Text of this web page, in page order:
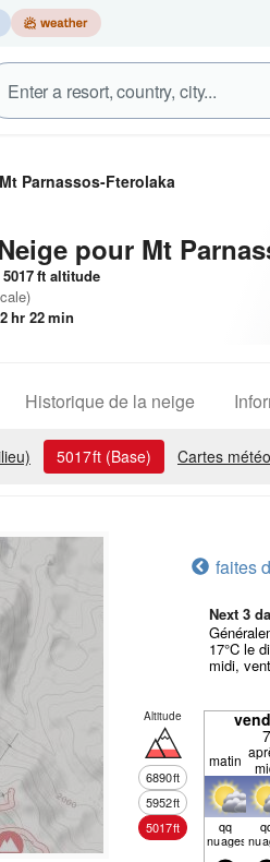
Mt Parnassos-Fterolaka
pour Mt
5017ft altitude
hr 22min
Historique de la neige
5017ft (Base) Cartes météo
faites
Next 3
17°C le
midi,
Altitude
6890ft
5952ft
5017ft
7
matin
qq
nuages